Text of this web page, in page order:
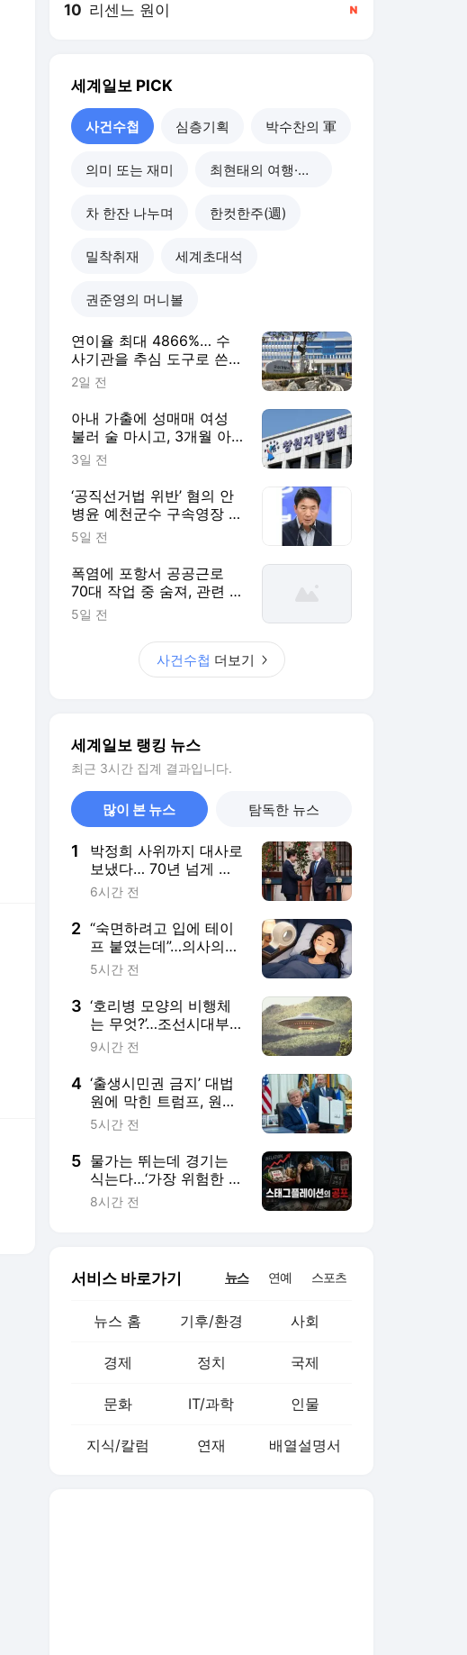
10 리센느 원이
세계일보 PICK
사건수첩 심층기획 박수찬의 軍
의미 또는 재미 최현태의 여행·와인홀릭
차 한잔 나누며 한컷한주(週)
밀착취재 세계초대석
권준영의 머니볼
연이율 최대 4866%… 수
사기관을 추심 도구로 쓴
불법 대부업자 덜미 [사건
2일 전
아내 가출에 성매매 여성
불러 술 마시고, 3개월 아
기 때려 숨지게 한 친부 [사
3일 전
‘공직선거법 위반’ 혐의 안
병윤 예천군수 구속영장 기
각 [사건수첩]
5일 전
폭염에 포항서 공공근로
70대 작업 중 숨져, 관련 사
업 전면 중단 [사건수첩]
5일 전
사건수첩 더보기
세계일보 랭킹 뉴스
최근 3시간 집계 결과입니다.
많이 본 뉴스 탐독한 뉴스
1
박정희 사위까지 대사로
보냈다… 70년 넘게 이
어진 ‘칠레 인연’
6시간 전
2 “숙면하려고 입에 테이
프 붙였는데”…의사의
‘위험성’ 경고
5시간 전
3 ‘호리병 모양의 비행체
는 무엇?’…조선시대부터
현재까지, 한국서 목격
9시간 전
4 ‘출생시민권 금지’ 대법
원에 막힌 트럼프, 원정
출산 차단 행정명령 서
5시간 전
5 물가는 뛰는데 경기는
식는다…‘가장 위험한 신
호’ [스태그플레이션의
8시간 전
서비스 바로가기 뉴스 연예 스포츠
뉴스 홈 기후/환경 사회
경제 정치 국제
문화 IT/과학 인물
지식/칼럼 연재 배열설명서